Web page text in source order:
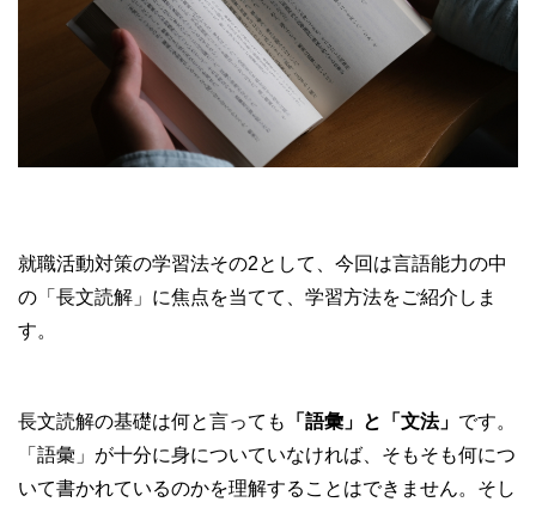
就職活動対策の学習法その2として、今回は言語能力の中
の「長文読解」に焦点を当てて、学習方法をご紹介しま
す。
長文読解の基礎は何と言っても 「語彙」と「文法」 です。
「語彙」が十分に身についていなければ、そもそも何につ
いて書かれているのかを理解することはできません。そし